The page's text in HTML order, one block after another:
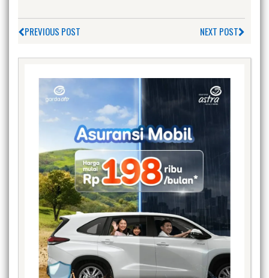
PREVIOUS POST NEXT POST